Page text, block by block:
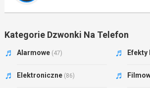
Kategorie Dzwonki Na Telefon
Alarmowe (47) Efekty
Elektroniczne (86)